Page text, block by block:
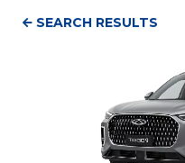
SEARCH RESULTS